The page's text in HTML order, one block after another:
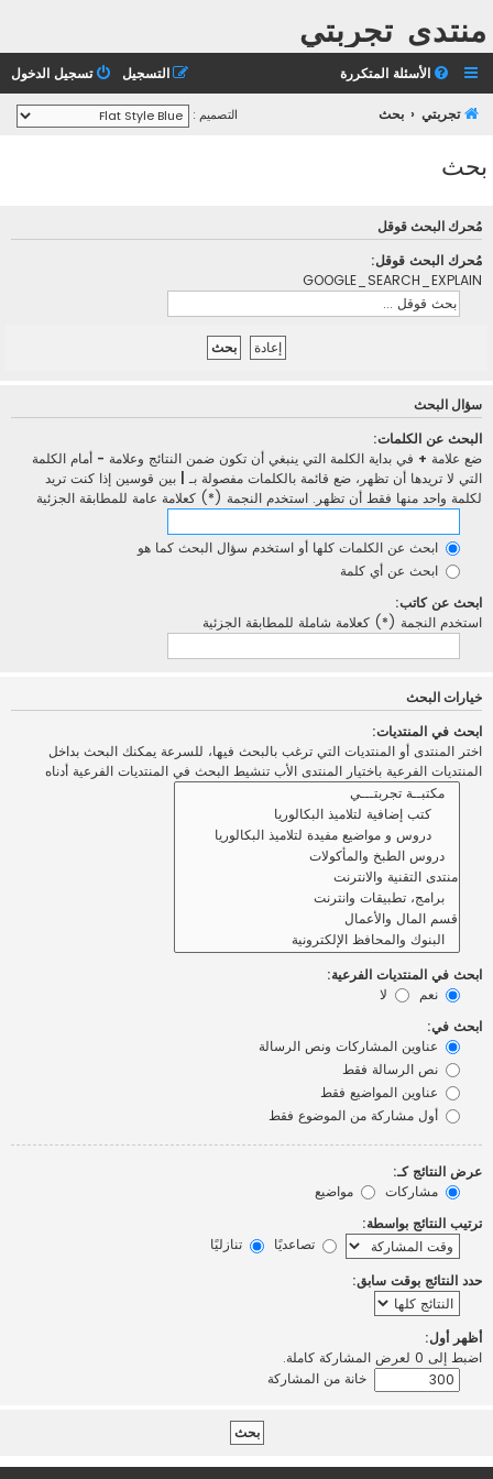
منتدى تجربتي
الأسئلة المتكررة تسجيل الدخول التسجيل
تجربتي بحث التصميم :
بحث
مُحرك البحث قوقل
مُحرك البحث قوقل:
GOOGLE_SEARCH_EXPLAIN
سؤال البحث
البحث عن الكلمات:
ضع علامة + في بداية الكلمة التي ينبغي أن تكون ضمن النتائج وعلامة - أمام الكلمة
التي لا تريدها أن تظهر، ضع قائمة بالكلمات مفصولة بـ
بين قوسين إذا كنت تريد
لكلمة واحد منها فقط أن تظهر. استخدم النجمة (*) كعلامة عامة للمطابقة الجزئية
ابحث عن الكلمات كلها أو استخدم سؤال البحث كما هو
ابحث عن أي كلمة
ابحث عن كاتب:
استخدم النجمة (*) كعلامة شاملة للمطابقة الجزئية
خيارات البحث
ابحث في المنتديات:
اختر المنتدى أو المنتديات التي ترغب بالبحث فيها، للسرعة يمكنك البحث بداخل
المنتديات الفرعية باختيار المنتدى الأب تنشيط البحث في المنتديات الفرعية أدناه
ابحث في المنتديات الفرعية:
نعم
لا
ابحث في:
عناوين المشاركات ونص الرسالة
نص الرسالة فقط
عناوين المواضيع فقط
أول مشاركة من الموضوع فقط
عرض النتائج كـ:
مشاركات
مواضيع
ترتيب النتائج بواسطة:
تصاعديًا
تنازليًا
حدد النتائج بوقت سابق:
أظهر أول:
اضبط إلى 0 لعرض المشاركة كاملة.
خانة من المشاركة